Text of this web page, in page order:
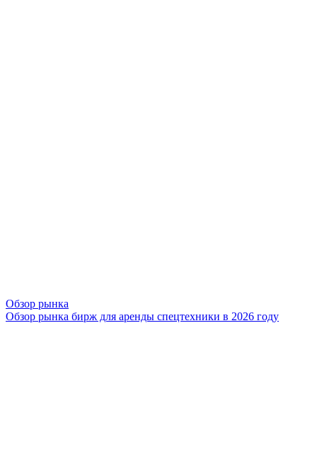
Обзор рынка
Обзор рынка бирж для аренды спецтехники в 2026 году